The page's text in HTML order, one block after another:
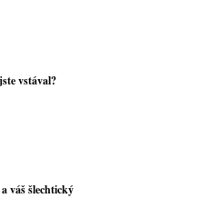
vstával?
váš šlechtický